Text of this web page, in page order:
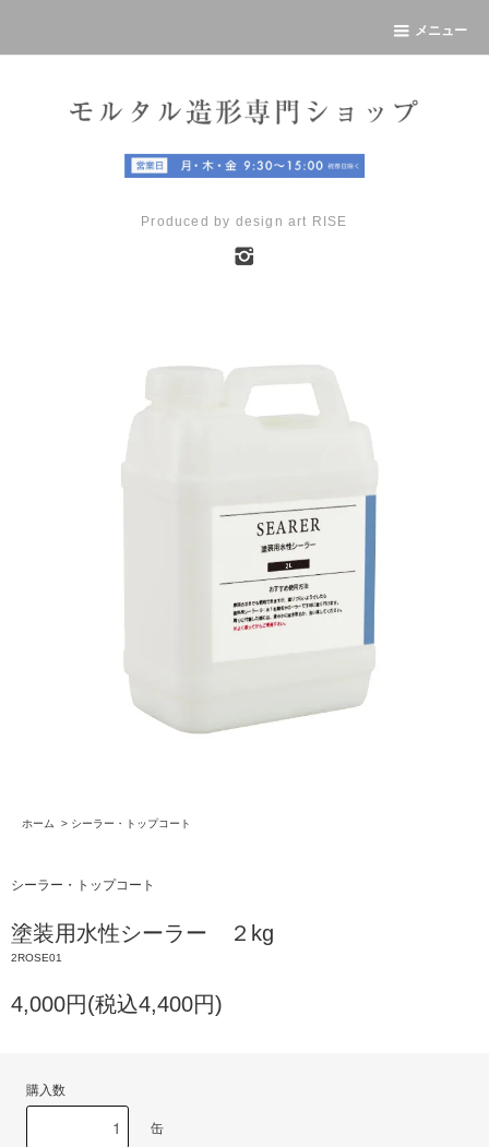
メニュー
Produced by design art RISE
ホーム > シーラー・トップコート
シーラー・トップコート
塗装用水性シーラー ２kg
2ROSE01
4,000円(税込4,400円)
購入数
缶